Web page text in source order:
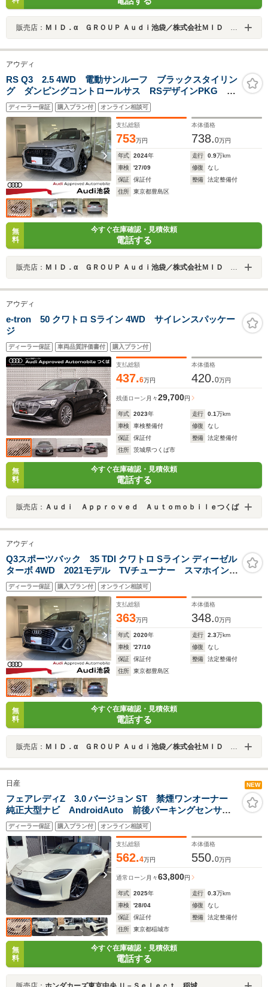
販売店： ＭＩＤ．α ＧＲＯＵＰ Ａｕｄｉ池袋／株式会社ＭＩＤ ＡＬＦＡ
アウディ
RS Q3 2.5 4WD 電動サンルーフ ブラックスタイリン
グ ダンピングコントロールサス RSデザインPKG ハ
ニカムステッチナッパレザースポーツシート 21インチ
ホイール SONOSサウンド レッドキャリパー
ディーラー保証 購入プラン付 オンライン相談可
支払総額
753万円
本体価格
738.0万円
年式 2024年 走行 0.9万km
車検
'27/09 修復
なし
保証
保証付 整備
法定整備付
住所
東京都豊島区
無
料
今すぐ在庫確認・見積依頼
電話する
販売店： ＭＩＤ．α ＧＲＯＵＰ Ａｕｄｉ池袋／株式会社ＭＩＤ ＡＬＦＡ
アウディ
e-tron 50 クワトロ Sライン 4WD サイレンスパッケー
ジ
ディーラー保証 車両品質評価書付 購入プラン付
支払総額
437.6万円
本体価格
420.0万円
残価ローン 月々29,700円
年式 2023年 走行 0.1万km
車検
車検整備付 修復
なし
保証
保証付 整備
法定整備付
住所
茨城県つくば市
無
料
今すぐ在庫確認・見積依頼
電話する
販売店： Ａｕｄｉ Ａｐｐｒｏｖｅｄ Ａｕｔｏｍｏｂｉｌｅつくば
アウディ
Q3スポーツバック 35 TDI クワトロ Sライン ディーゼル
ターボ 4WD 2021モデル TVチューナー スマホインタ
ーフェイス ヴァーチャルコクピット
ディーラー保証 購入プラン付 オンライン相談可
支払総額
363万円
本体価格
348.0万円
年式 2020年 走行 2.3万km
車検
'27/10 修復
なし
保証
保証付 整備
法定整備付
住所
東京都豊島区
無
料
今すぐ在庫確認・見積依頼
電話する
販売店： ＭＩＤ．α ＧＲＯＵＰ Ａｕｄｉ池袋／株式会社ＭＩＤ ＡＬＦＡ
日産 NEW
フェアレディZ 3.0 バージョン ST 禁煙ワンオーナー
純正大型ナビ AndroidAuto 前後パーキングセンサ
ー アドバンスドドライブアシスタントディスプレィ
インテリジェントクルーズコントロール ハーフレザー
シート パドルシフト
ディーラー保証 購入プラン付 オンライン相談可
支払総額
562.4万円
本体価格
550.0万円
通常ローン 月々63,800円
年式 2025年 走行 0.3万km
車検
'28/04 修復
なし
保証
保証付 整備
法定整備付
住所
東京都稲城市
無
料
今すぐ在庫確認・見積依頼
電話する